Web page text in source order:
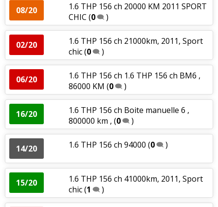
08/20
1.6 THP 156 ch 20000 KM 2011 SPORT
CHIC (0 )
02/20
1.6 THP 156 ch 21000km, 2011, Sport
chic(0 )
06/20
1.6 THP 156 ch 1.6 THP 156 ch BM6 ,
86000 KM (0 )
16/20
1.6 THP 156 ch Boite manuelle 6 ,
800000 km , (0 )
14/20 1.6 THP 156 ch 94000 (0 )
15/20
1.6 THP 156 ch 41000km, 2011, Sport
chic(1 )